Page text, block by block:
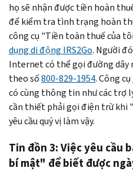
họ sẽ nhận được tiền hoàn
để kiểm tra tình trạng hoàn
công cụ "Tiền toàn thuế của
dụng di động IRS2Go. Người
Internet có thể gọi đường dây
theo số800-829-1954. Công cụ
có cùng thông tin như các trợ
cần thiết phải gọi điện trừ khi
yêu cầu quý vị làm vậy.
Tin đồn 3: Việc yêu cầu
bí mật" để biết được